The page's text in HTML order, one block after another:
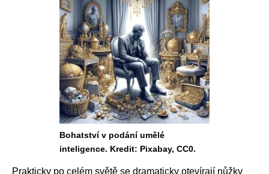
Bohatství v podání umělé
inteligence. Kredit: Pixabay, CC0.
Prakticky po celém světě se dramaticky otevírají nůžky